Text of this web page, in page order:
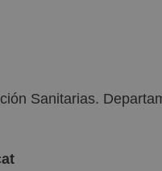
Sanitarias.